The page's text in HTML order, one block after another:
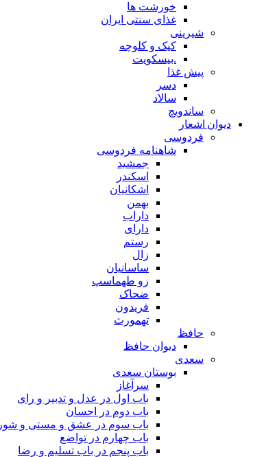
خورشت ها
غذای سنتی ایران
شیرینی
کیک و کلوچه
.بیسکویت
پیش غذا
دسر
سالاد
ساندویچ
دیوان اشعار
فردوسی
شاهنامه فردوسی
جمشید
اسکندر
اشکانیان
بهمن
داراب
دارای
رستم
زال
ساسانیان
زو طهماسپ‏
ضحاک
فریدون
تهمورث
حافظ
دیوان حافظ
سعدی
بوستان سعدی
سرآغاز
باب اول در عدل و تدبیر و رای
باب دوم در احسان
باب سوم در عشق و مستی و شور
باب چهارم در تواضع
باب پنجم در باب تسلیم و رضا